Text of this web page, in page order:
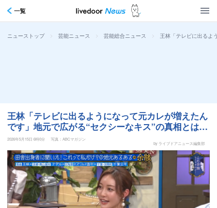
一覧
ニューストップ > 芸能ニュース > 芸能総合ニュース > 王林「テレビに出るよ
王林「テレビに出るようになって元カレが増えたん
です」地元で広がる“セクシーなキス”の真相とは…
2026年5月15日 6時0分
写真：ABCマガジン
by ライブドアニュース編集部